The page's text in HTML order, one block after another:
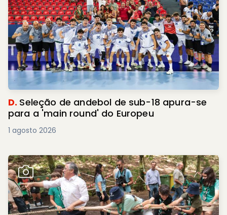
D. Seleção de andebol de sub-18 apura-se
para a 'main round' do Europeu
1 agosto 2026